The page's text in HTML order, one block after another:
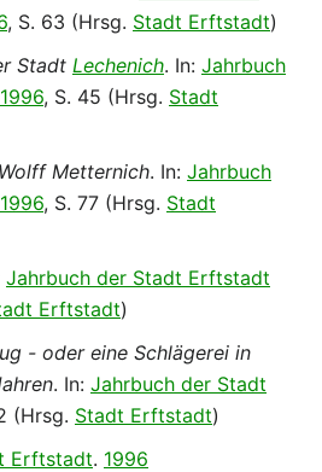
, S. 63 (Hrsg. Stadt Erftstadt)
Stadt Lechenich. In: Jahrbuch
, S. 45 (Hrsg. Stadt
Metternich. In: Jahrbuch
, S. 77 (Hrsg. Stadt
Jahrbuch der Stadt Erftstadt
Erftstadt)
- oder eine Schlägerei in
. In: Jahrbuch der Stadt
(Hrsg. Stadt Erftstadt)
Erftstadt. 1996